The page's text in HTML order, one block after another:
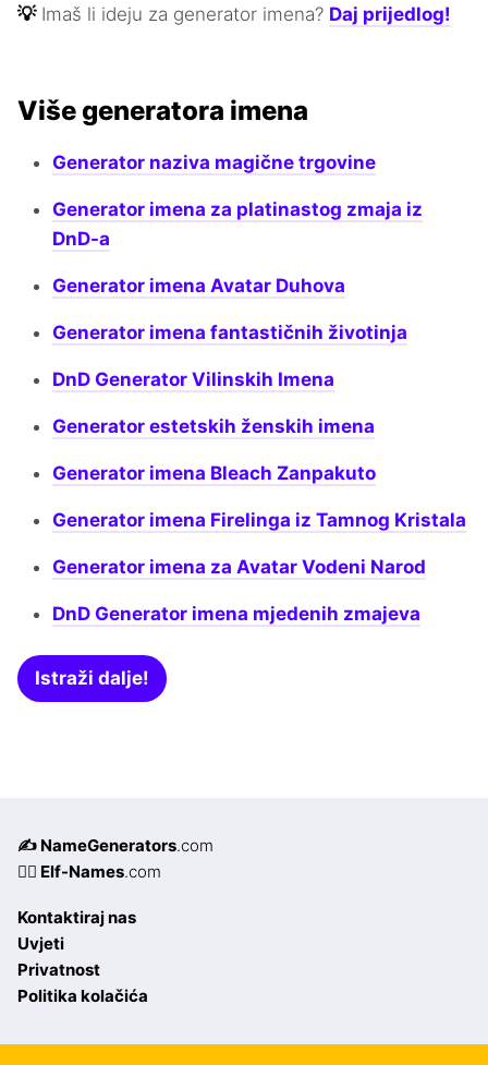
💡 Imaš li ideju za generator imena? Daj prijedlog!
Više generatora imena
Generator naziva magične trgovine
Generator imena za platinastog zmaja iz
DnD-a
Generator imena Avatar Duhova
Generator imena fantastičnih životinja
DnD Generator Vilinskih Imena
Generator estetskih ženskih imena
Generator imena Bleach Zanpakuto
Generator imena Firelinga iz Tamnog Kristala
Generator imena za Avatar Vodeni Narod
DnD Generator imena mjedenih zmajeva
Istraži dalje!
✍️ NameGenerators.com
🧝‍♀️ Elf-Names.com
Kontaktiraj nas
Uvjeti
Privatnost
Politika kolačića